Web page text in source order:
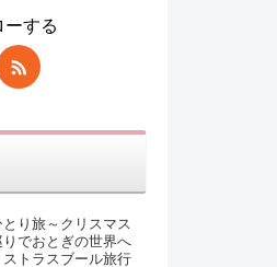
ーする
り旅～クリスマス
でおとぎの世界へ
ストラスブール旅行